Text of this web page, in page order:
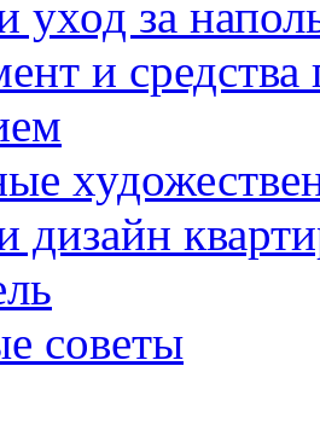
уход за
и
дизайн
советы